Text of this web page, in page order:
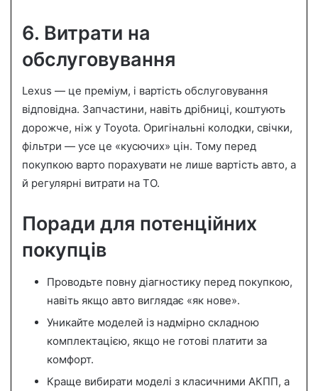
6. Витрати на
обслуговування
Lexus — це преміум, і вартість обслуговування
відповідна. Запчастини, навіть дрібниці, коштують
дорожче, ніж у Toyota. Оригінальні колодки, свічки,
фільтри — усе це «кусючих» цін. Тому перед
покупкою варто порахувати не лише вартість авто, а
й регулярні витрати на ТО.
Поради для потенційних
покупців
Проводьте повну діагностику перед покупкою,
навіть якщо авто виглядає «як нове».
Уникайте моделей із надмірно складною
комплектацією, якщо не готові платити за
комфорт.
Краще вибирати моделі з класичними АКПП, а